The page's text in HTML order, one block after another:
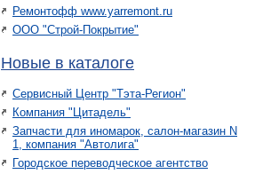
Ремонтофф www.yarremont.ru
ООО "Строй-Покрытие"
Новые в каталоге
Сервисный Центр "Тэта-Регион"
Компания "Цитадель"
Запчасти для иномарок, салон-магазин N
1, компания "Автолига"
Городское переводческое агентство